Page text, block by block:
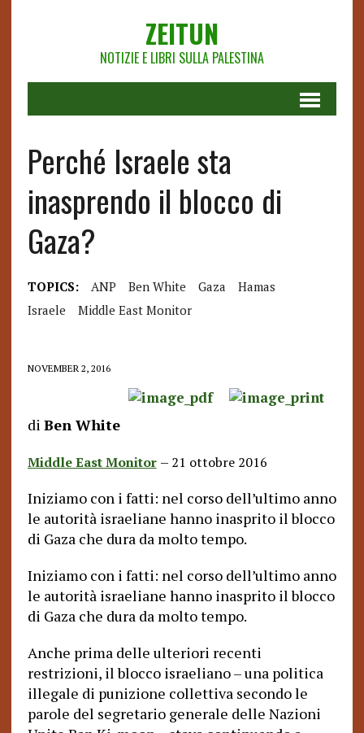
ZEITUN
NOTIZIE E LIBRI SULLA PALESTINA
Perché Israele sta
inasprendo il blocco di
Gaza?
TOPICS: ANP Ben White Gaza
Hamas
Israele
Middle East Monitor
NOVEMBER 2, 2016
di Ben White
Middle East Monitor – 21 ottobre 2016
Iniziamo con i fatti: nel corso dell’ultimo anno
le autorità israeliane hanno inasprito il blocco
di Gaza che dura da molto tempo.
Iniziamo con i fatti: nel corso dell’ultimo anno
le autorità israeliane hanno inasprito il blocco
di Gaza che dura da molto tempo.
Anche prima delle ulteriori recenti
restrizioni, il blocco israeliano – una politica
illegale di punizione collettiva secondo le
parole del segretario generale delle Nazioni